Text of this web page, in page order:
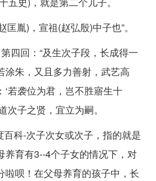
胤)，宣祖(赵弘殷)中子也”。
四回：“及生次子段，长成得一
涂朱，又且多力善射，武艺高
若袭位为君，岂不胜寤生十
次子之贤，宜立为嗣。
百科-次子次女或次子，指的就是
养育有3--4个子女的情况下，对
啦呗！在父母养育的孩子中，长